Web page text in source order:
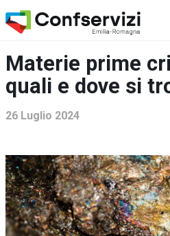
Materie prime
quali e dove si
26 Luglio 2024